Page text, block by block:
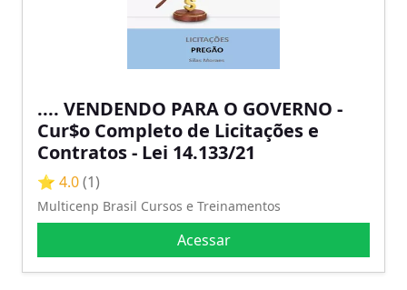
.... VENDENDO PARA O GOVERNO -
Cur$o Completo de Licitações e
Contratos - Lei 14.133/21
⭐ 4.0(1)
Multicenp Brasil Cursos e Treinamentos
Acessar